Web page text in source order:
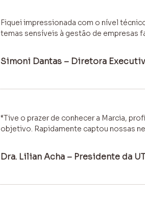
Fiquei impressionada com o nível
temas sensíveis à gestão de empresas
Simoni Dantas – Diretora
“Tive o prazer de conhecer a Marcia,
objetivo. Rapidamente captou nossas
Dra. Lilian Acha – Presidente da